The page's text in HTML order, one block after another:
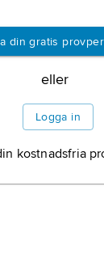
om artikeln
din gratis
eller
Logga in
kostnadsfria